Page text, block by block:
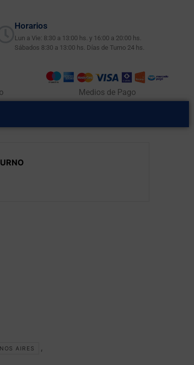
Horarios
Lun a Vie: 8:30 a 13:00 hs. y 16:00 a 20:00 hs.
Sábados 8:30 a 13:00 hs. Días de Turno 24 hs.
Medios de Pago
AIRES ,